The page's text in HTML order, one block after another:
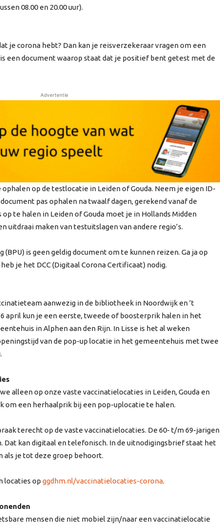
08.00 en 20.00 uur).
je corona hebt? Dan kan je reisverzekeraar vragen om een
een document waarop staat dat je positief bent getest met de
Advertentie
op de testlocatie in Leiden of Gouda. Neem je eigen ID-
pas ophalen na twaalf dagen, gerekend vanaf de
te halen in Leiden of Gouda moet je in Hollands Midden
uitdraai maken van testuitslagen van andere regio’s.
is geen geldig document om te kunnen reizen. Ga ja op
je het DCC (Digitaal Corona Certificaat) nodig.
aanwezig in de bibliotheek in Noordwijk en ’t
april kun je een eerste, tweede of boosterprik halen in het
in Alphen aan den Rijn. In Lisse is het al weken
van de pop-up locatie in het gemeentehuis met twee
alleen op onze vaste vaccinatielocaties in Leiden, Gouda en
om een herhaalprik bij een pop-uplocatie te halen.
terecht op de vaste vaccinatielocaties. De 60- t/m 69-jarigen
Dat kan digitaal en telefonisch. In de uitnodigingsbrief staat het
je tot deze groep behoort.
locaties op ggdhm.nl/vaccinatielocaties-corona.
mensen die niet mobiel zijn/naar een vaccinatielocatie